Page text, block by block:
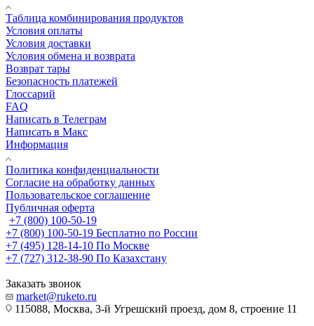
Таблица комбинирования продуктов
Условия оплаты
Условия доставки
Условия обмена и возврата
Возврат тары
Безопасность платежей
Глоссарий
FAQ
Написать в Телеграм
Написать в Макс
Информация
Политика конфиденциальности
Согласие на обработку данных
Пользовательское соглашение
Публичная оферта
+7 (800) 100-50-19
+7 (800) 100-50-19 Бесплатно по России
+7 (495) 128-14-10 По Москве
+7 (727) 312-38-90 По Казахстану
Заказать звонок
market@ruketo.ru
115088, Москва, 3-й Угрешский проезд, дом 8, строение 11